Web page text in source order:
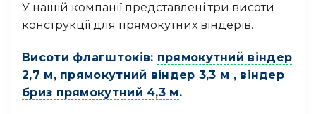
У нашій компанії представлені три висоти
конструкції для прямокутних віндерів.
Висоти флагштоків: прямокутний віндер
2,7 м, прямокутний віндер 3,3 м , віндер
бриз прямокутний 4,3 м.